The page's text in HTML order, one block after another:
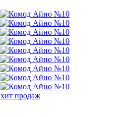
хит продаж